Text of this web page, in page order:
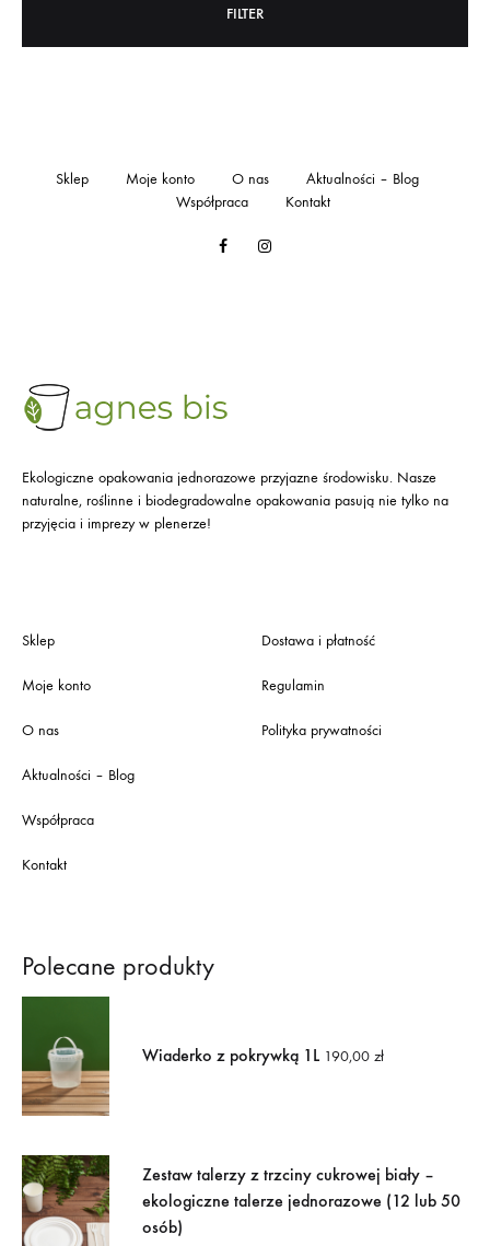
FILTER
FacebookInstagram
Sklep Moje konto O nas
Aktualności – Blog
Współpraca
Kontakt
Ekologiczne opakowania jednorazowe przyjazne środowisku. Nasze
naturalne, roślinne i biodegradowalne opakowania pasują nie tylko na
przyjęcia i imprezy w plenerze!
Sklep
Moje konto
O nas
Aktualności – Blog
Współpraca
Kontakt
Dostawa i płatność
Regulamin
Polityka prywatności
Polecane produkty
Wiaderko z pokrywką 1L 190,00 zł
Zestaw talerzy z trzciny cukrowej biały –
ekologiczne talerze jednorazowe (12 lub 50
osób)